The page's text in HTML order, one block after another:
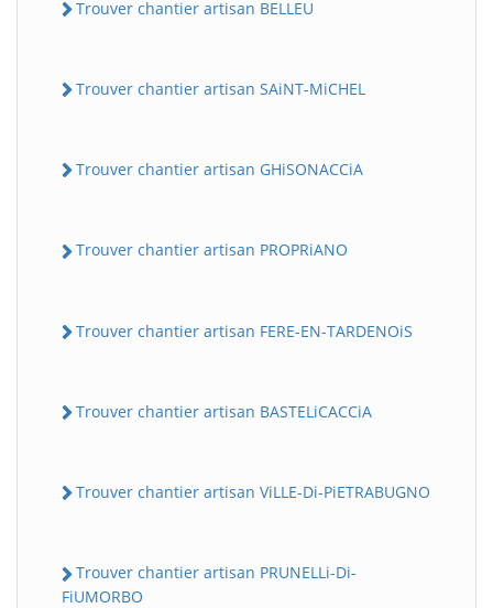
Trouver chantier artisan BELLEU
Trouver chantier artisan SAiNT-MiCHEL
Trouver chantier artisan GHiSONACCiA
Trouver chantier artisan PROPRiANO
Trouver chantier artisan FERE-EN-TARDENOiS
Trouver chantier artisan BASTELiCACCiA
Trouver chantier artisan ViLLE-Di-PiETRABUGNO
Trouver chantier artisan PRUNELLi-Di-
FiUMORBO